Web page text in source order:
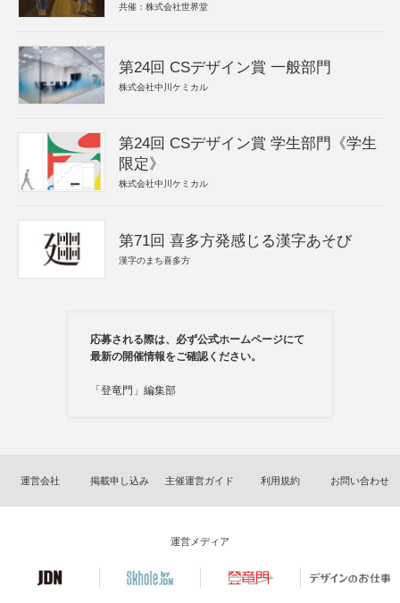
共催：株式会社世界堂
第24回 CSデザイン賞 一般部門
株式会社中川ケミカル
第24回 CSデザイン賞 学生部門《学生
限定》
株式会社中川ケミカル
第71回 喜多方発感じる漢字あそび
漢字のまち喜多方
応募される際は、必ず公式ホームページにて
最新の開催情報をご確認ください。
「登竜門」編集部
運営会社 掲載申し込み 主催運営ガイド 利用規約 お問い合わせ
運営メディア